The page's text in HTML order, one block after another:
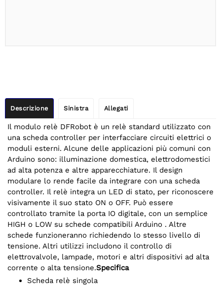
Descrizione Sinistra Allegati
Il modulo relè DFRobot è un relè standard utilizzato con
una scheda controller per interfacciare circuiti elettrici o
moduli esterni. Alcune delle applicazioni più comuni con
Arduino sono: illuminazione domestica, elettrodomestici
ad alta potenza e altre apparecchiature. Il design
modulare lo rende facile da integrare con una scheda
controller. Il relè integra un LED di stato, per riconoscere
visivamente il suo stato ON o OFF. Può essere
controllato tramite la porta IO digitale, con un semplice
HIGH o LOW su schede compatibili Arduino . Altre
schede funzioneranno richiedendo lo stesso livello di
tensione. Altri utilizzi includono il controllo di
elettrovalvole, lampade, motori e altri dispositivi ad alta
corrente o alta tensione.Specifica
Scheda relè singola